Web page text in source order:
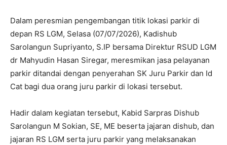
Dalam peresmian pengembangan titik lokasi parkir di
depan RS LGM, Selasa (07/07/2026), Kadishub
Sarolangun Supriyanto, S.IP bersama Direktur RSUD LGM
dr Mahyudin Hasan Siregar, meresmikan jasa pelayanan
parkir ditandai dengan penyerahan SK Juru Parkir dan Id
Cat bagi dua orang juru parkir di lokasi tersebut.
Hadir dalam kegiatan tersebut, Kabid Sarpras Dishub
Sarolangun M Sokian, SE, ME beserta jajaran dishub, dan
jajaran RS LGM serta juru parkir yang melaksanakan